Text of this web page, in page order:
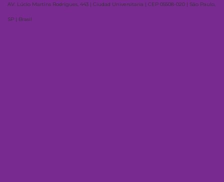
AV. Lúcio Martins Rodrigues, 443 | Ciudad Universitaria | CEP 05508-020 | São Paulo,
SP | Brasil